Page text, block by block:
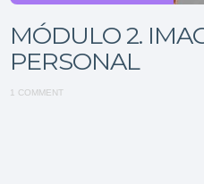
MÓDULO 2.
PERSONAL
1 COMMENT